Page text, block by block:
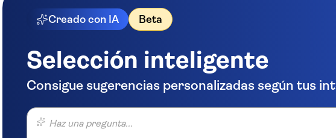
Creado con IA Beta
Selección inteligente
Consigue sugerencias personalizadas según tus
Haz una pregunta...